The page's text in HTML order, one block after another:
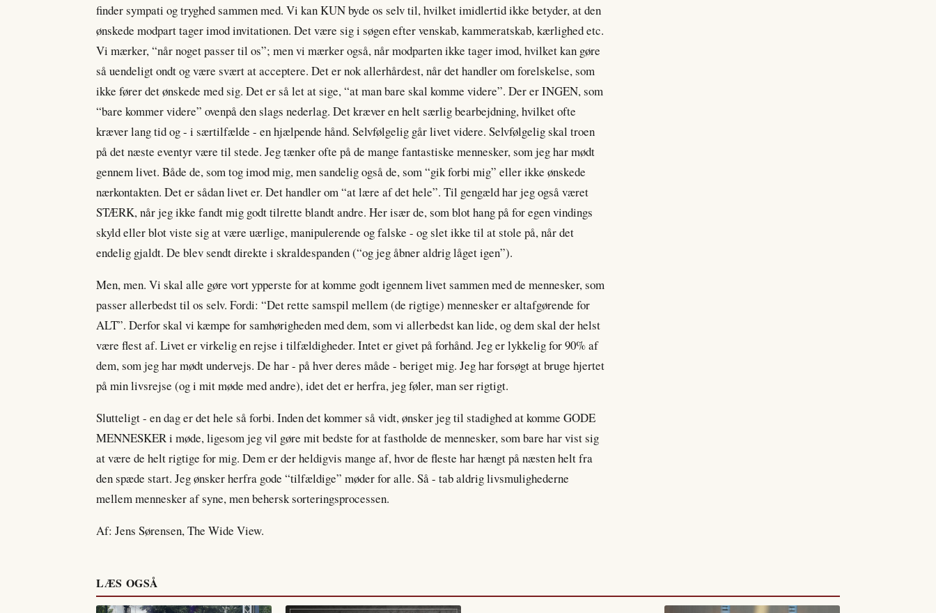
finder sympati og tryghed sammen med. Vi kan KUN byde os selv til, hvilket imidlertid ikke betyder, at den
ønskede modpart tager imod invitationen. Det være sig i søgen efter venskab, kammeratskab, kærlighed etc.
Vi mærker, “når noget passer til os”; men vi mærker også, når modparten ikke tager imod, hvilket kan gøre
så uendeligt ondt og være svært at acceptere. Det er nok allerhårdest, når det handler om forelskelse, som
ikke fører det ønskede med sig. Det er så let at sige, “at man bare skal komme videre”. Der er INGEN, som
“bare kommer videre” ovenpå den slags nederlag. Det kræver en helt særlig bearbejdning, hvilket ofte
kræver lang tid og - i særtilfælde - en hjælpende hånd. Selvfølgelig går livet videre. Selvfølgelig skal troen
på det næste eventyr være til stede. Jeg tænker ofte på de mange fantastiske mennesker, som jeg har mødt
gennem livet. Både de, som tog imod mig, men sandelig også de, som “gik forbi mig” eller ikke ønskede
nærkontakten. Det er sådan livet er. Det handler om “at lære af det hele”. Til gengæld har jeg også været
STÆRK, når jeg ikke fandt mig godt tilrette blandt andre. Her især de, som blot hang på for egen vindings
skyld eller blot viste sig at være uærlige, manipulerende og falske - og slet ikke til at stole på, når det
endelig gjaldt. De blev sendt direkte i skraldespanden (“og jeg åbner aldrig låget igen”).
Men, men. Vi skal alle gøre vort ypperste for at komme godt igennem livet sammen med de mennesker, som
passer allerbedst til os selv. Fordi: “Det rette samspil mellem (de rigtige) mennesker er altafgørende for
ALT”. Derfor skal vi kæmpe for samhørigheden med dem, som vi allerbedst kan lide, og dem skal der helst
være flest af. Livet er virkelig en rejse i tilfældigheder. Intet er givet på forhånd. Jeg er lykkelig for 90% af
dem, som jeg har mødt undervejs. De har - på hver deres måde - beriget mig. Jeg har forsøgt at bruge hjertet
på min livsrejse (og i mit møde med andre), idet det er herfra, jeg føler, man ser rigtigt.
Slutteligt - en dag er det hele så forbi. Inden det kommer så vidt, ønsker jeg til stadighed at komme GODE
MENNESKER i møde, ligesom jeg vil gøre mit bedste for at fastholde de mennesker, som bare har vist sig
at være de helt rigtige for mig. Dem er der heldigvis mange af, hvor de fleste har hængt på næsten helt fra
den spæde start. Jeg ønsker herfra gode “tilfældige” møder for alle. Så - tab aldrig livsmulighederne
mellem mennesker af syne, men behersk sorteringsprocessen.
Af: Jens Sørensen, The Wide View.
LÆS OGSÅ